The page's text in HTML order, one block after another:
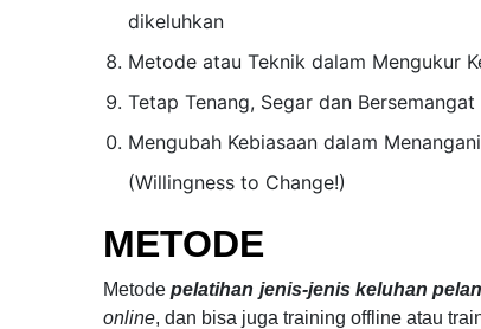
dikeluhkan
Metode atau Teknik dalam Mengukur
Tetap Tenang, Segar dan
Mengubah Kebiasaan dalam
(Willingness to Change!)
METODE
Metode pelatihan jenis-jenis keluhan
online, dan bisa juga training offline atau